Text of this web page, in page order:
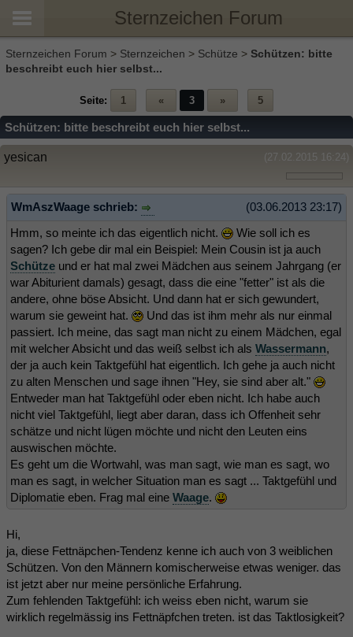
Sternzeichen Forum
Sternzeichen Forum > Sternzeichen > Schütze > Schützen: bitte
beschreibt euch hier selbst...
Seite: 1 « 3 » 5
Schützen: bitte beschreibt euch hier selbst...
(27.02.2015 16:24)
yesican
(03.06.2013 23:17)
WmAszWaage schrieb:
Hmm, so meinte ich das eigentlich nicht.
Wie soll ich es
sagen? Ich gebe dir mal ein Beispiel: Mein Cousin ist ja auch
Schütze und er hat mal zwei Mädchen aus seinem Jahrgang (er
war Abiturient damals) gesagt, dass die eine "fetter" ist als die
andere, ohne böse Absicht. Und dann hat er sich gewundert,
warum sie geweint hat.
Und das ist ihm mehr als nur einmal
passiert. Ich meine, das sagt man nicht zu einem Mädchen, egal
mit welcher Absicht und das weiß selbst ich als Wassermann,
der ja auch kein Taktgefühl hat eigentlich. Ich gehe ja auch nicht
zu alten Menschen und sage ihnen "Hey, sie sind aber alt."
Entweder man hat Taktgefühl oder eben nicht. Ich habe auch
nicht viel Taktgefühl, liegt aber daran, dass ich Offenheit sehr
schätze und nicht lügen möchte und nicht den Leuten eins
auswischen möchte.
Es geht um die Wortwahl, was man sagt, wie man es sagt, wo
man es sagt, in welcher Situation man es sagt ... Taktgefühl und
Diplomatie eben. Frag mal eine Waage.
Hi,
ja, diese Fettnäpchen-Tendenz kenne ich auch von 3 weiblichen
Schützen. Von den Männern komischerweise etwas weniger. das
ist jetzt aber nur meine persönliche Erfahrung.
Zum fehlenden Taktgefühl: ich weiss eben nicht, warum sie
wirklich regelmässig ins Fettnäpfchen treten. ist das Taktlosigkeit?